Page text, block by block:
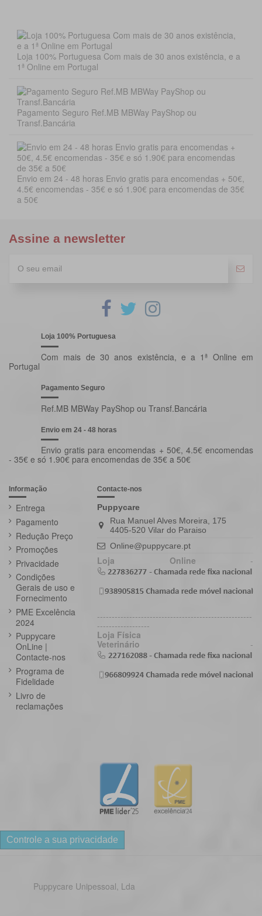
Loja 100% Portuguesa Com mais de 30 anos existência, e a
1ª Online em Portugal
Pagamento Seguro Ref.MB MBWay PayShop ou
Transf.Bancária
Envio em 24 - 48 horas Envio gratis para encomendas + 50€,
4.5€ encomendas - 35€ e só 1.90€ para encomendas de 35€
a 50€
Assine a newsletter
Loja 100% Portuguesa
Com mais de 30 anos existência, e a 1ª Online em
Portugal
Pagamento Seguro
Ref.MB MBWay PayShop ou Transf.Bancária
Envio em 24 - 48 horas
Envio gratis para encomendas + 50€, 4.5€ encomendas
- 35€ e só 1.90€ para encomendas de 35€ a 50€
Informação
Entrega
Pagamento
Redução Preço
Promoções
Privacidade
Condições
Gerais de uso e
Fornecimento
PME Excelência
2024
Puppycare
OnLine |
Contacte-nos
Programa de
Fidelidade
Livro de
reclamações
Contacte-nos
Puppycare
Rua Manuel Alves Moreira, 175
4405-520 Vilar do Paraiso
Online@puppycare.pt
Loja Online -
-----------------------------------------------------
------------------
Loja Física
Veterinário -
Controle a sua privacidade
Puppycare Unipessoal, Lda